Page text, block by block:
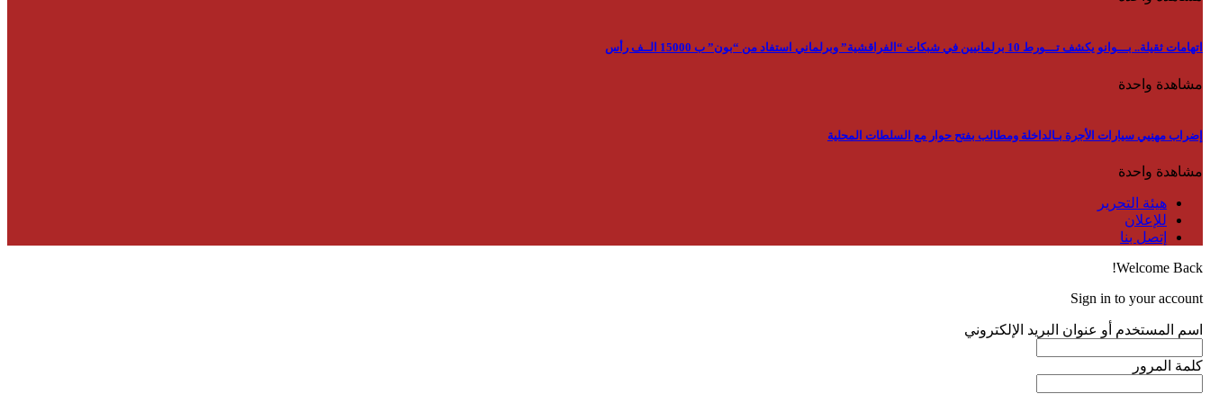
اتهامات ثقيلة.. بـــوانو يكشف تـــورط 10 برلمانيين في شبكات “الفراقشية” وبرلماني استفاد من “بون” ب 15000 الــف رأس
مشاهدة واحدة
إضراب مهنيي سيارات الأجرة بـالداخلة ومطالب بفتح حوار مع السلطات المحلية
مشاهدة واحدة
هيئة التحرير
للإعلان
إتصل بنا
Welcome Back!
Sign in to your account
اسم المستخدم أو عنوان البريد الإلكتروني
كلمة المرور